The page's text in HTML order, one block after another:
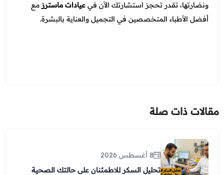
ونضارتها، تقدر تحجز استشارتك الآن فيعيادات ماسترزمع
أفضل الأطباء المتخصصين في التجميل والعناية بالبشرة.
مقالات ذات صلة
8 أغسطس 2026
تحليل السكر للاطمئنان على حالتك الصحية